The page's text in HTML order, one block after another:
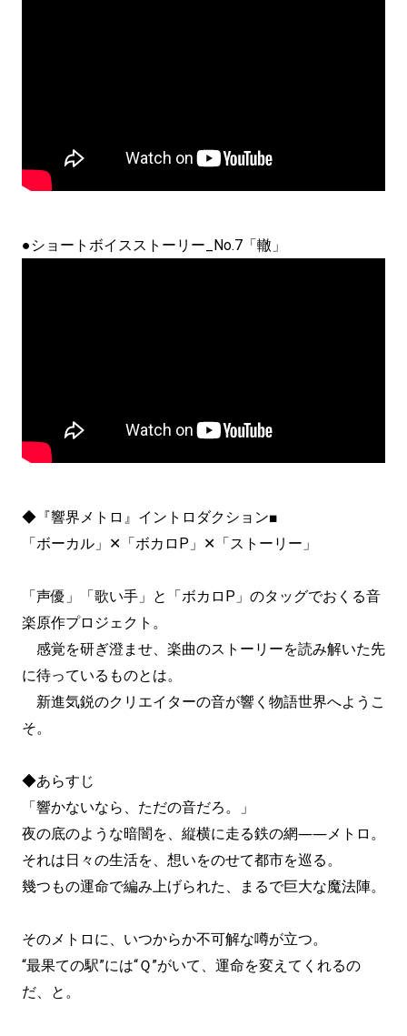
●ショートボイスストーリー_No.7「轍」
◆『響界メトロ』イントロダクション■
「ボーカル」✕「ボカロP」✕「ストーリー」
「声優」「歌い手」と「ボカロP」のタッグでおくる音
楽原作プロジェクト。
感覚を研ぎ澄ませ、楽曲のストーリーを読み解いた先
に待っているものとは。
新進気鋭のクリエイターの音が響く物語世界へようこ
そ。
◆あらすじ
「響かないなら、ただの音だろ。」
夜の底のような暗闇を、縦横に走る鉄の網――メトロ。
それは日々の生活を、想いをのせて都市を巡る。
幾つもの運命で編み上げられた、まるで巨大な魔法陣。
そのメトロに、いつからか不可解な噂が立つ。
“最果ての駅”には“Ｑ”がいて、運命を変えてくれるの
だ、と。